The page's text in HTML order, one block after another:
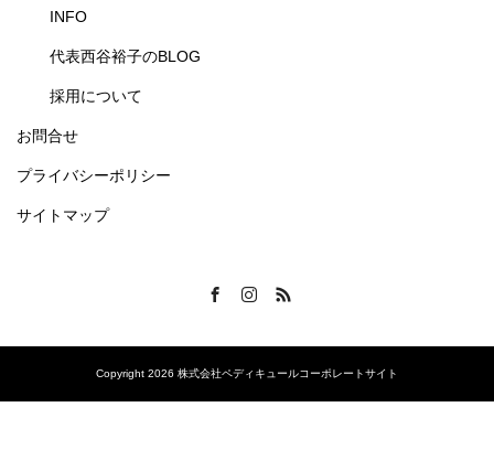
INFO
代表西谷裕子のBLOG
採用について
お問合せ
プライバシーポリシー
サイトマップ
FacebookInstagram
Copyright 2026 株式会社ペディキュールコーポレートサイト